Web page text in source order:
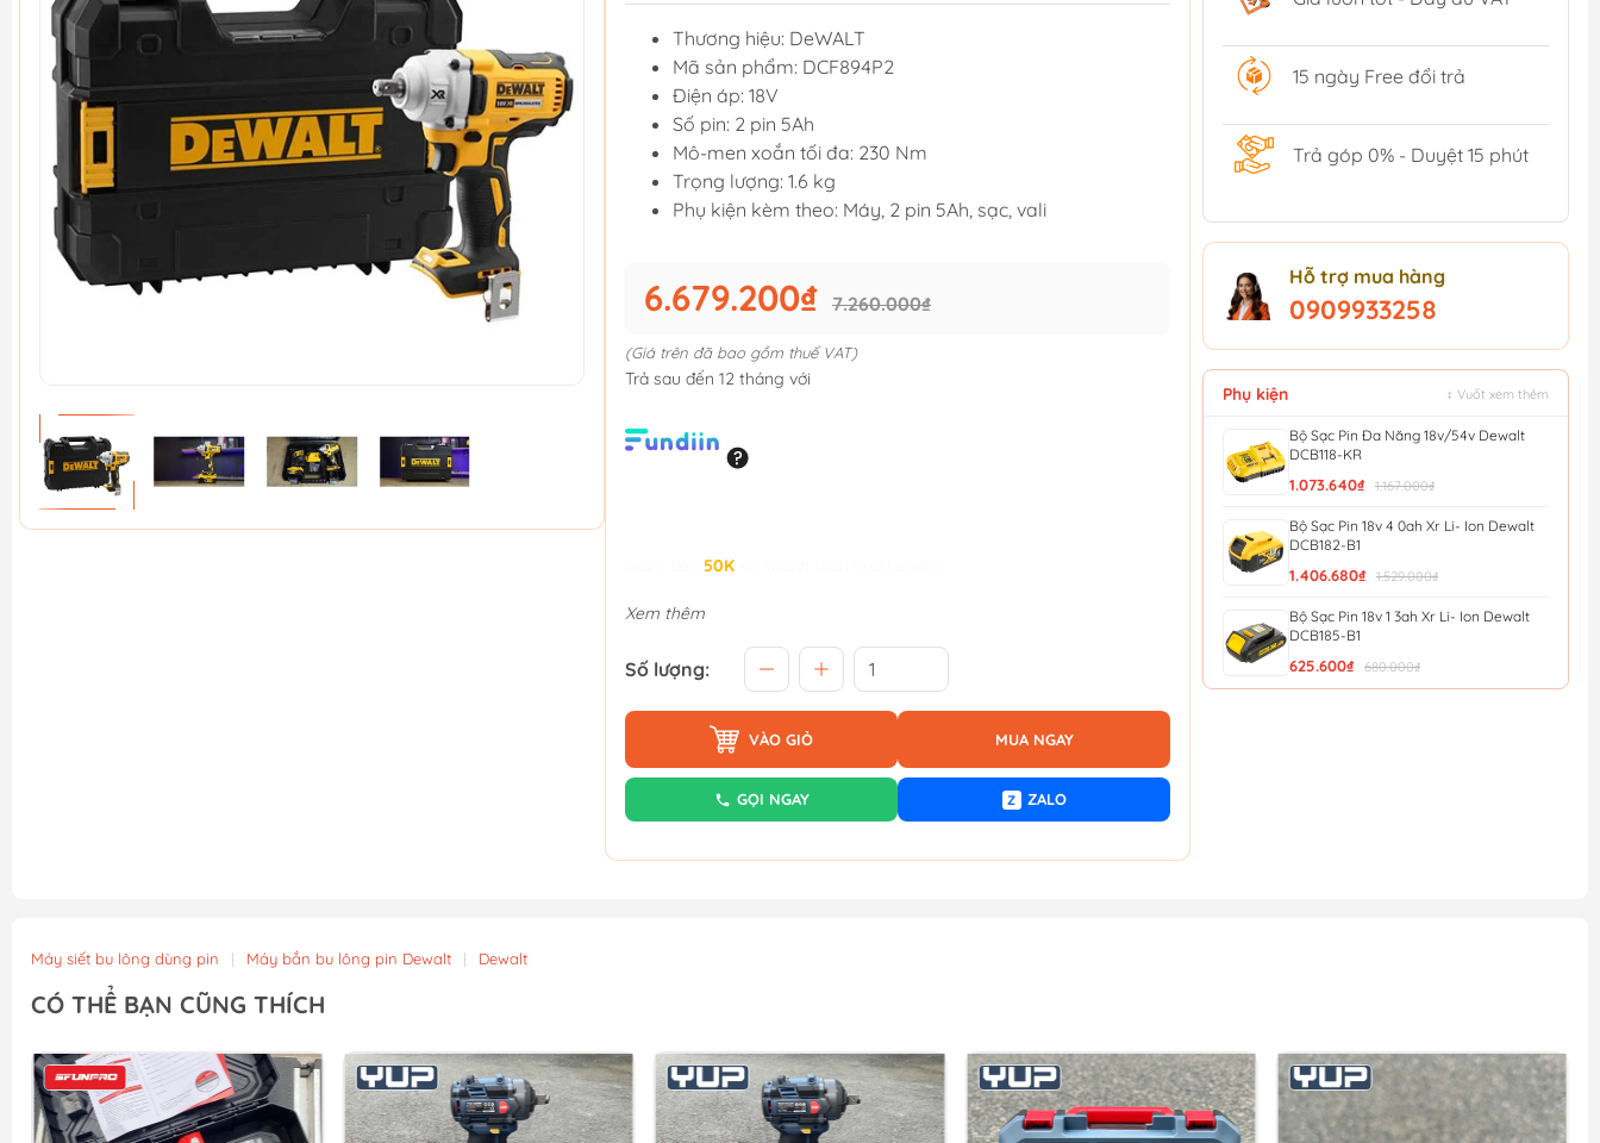
Thương hiệu: DeWALT
Mã sản phẩm: DCF894P2
Điện áp: 18V
Số pin: 2 pin 5Ah
Mô-men xoắn tối đa: 230 Nm
Trọng lượng: 1.6 kg
Phụ kiện kèm theo: Máy, 2 pin 5Ah, sạc, vali
6.679.200₫ 7.260.000₫
(Giá trên đã bao gồm thuế VAT)
Trả sau đến 12 tháng với
50K
Xem thêm
Số lượng:
VÀO GIỎ MUA NGAY
GỌI NGAY Z ZALO
15 ngày Free đổi trả
Trả góp 0% - Duyệt 15 phút
Hỗ trợ mua hàng
0909933258
Phụ kiện ↕ Vuốt xem thêm
Bộ Sạc Pin Đa Năng 18v/54v Dewalt
DCB118-KR
1.073.640₫ 1.167.000₫
Bộ Sạc Pin 18v 4 0ah Xr Li- Ion Dewalt
DCB182-B1
1.406.680₫ 1.529.000₫
Bộ Sạc Pin 18v 1 3ah Xr Li- Ion Dewalt
DCB185-B1
625.600₫ 680.000₫
Máy siết bu lông dùng pin | Máy bắn bu lông pin Dewalt | Dewalt
CÓ THỂ BẠN CŨNG THÍCH